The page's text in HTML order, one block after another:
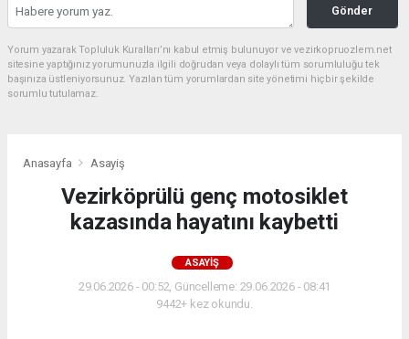
Gönder
Yorum yazarak Topluluk Kuralları’nı kabul etmiş bulunuyor ve vezirkopruozlem.net
sitesine yaptığınız yorumunuzla ilgili doğrudan veya dolaylı tüm sorumluluğu tek
başınıza üstleniyorsunuz. Yazılan tüm yorumlardan site yönetimi hiçbir şekilde
sorumlu tutulamaz.
Anasayfa Asayiş
Vezirköprülü genç motosiklet
kazasında hayatını kaybetti
ASAYIŞ
29.06.2026 - 00:52, Güncelleme: 29.06.2026 - 08:41
9442+ kez okundu.